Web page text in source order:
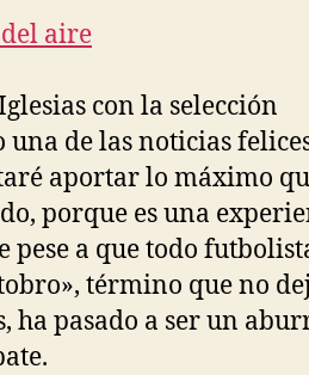
con la selección
de las noticias
aportar lo máximo
porque es una
pese a que todo
término que no
ha pasado a ser un